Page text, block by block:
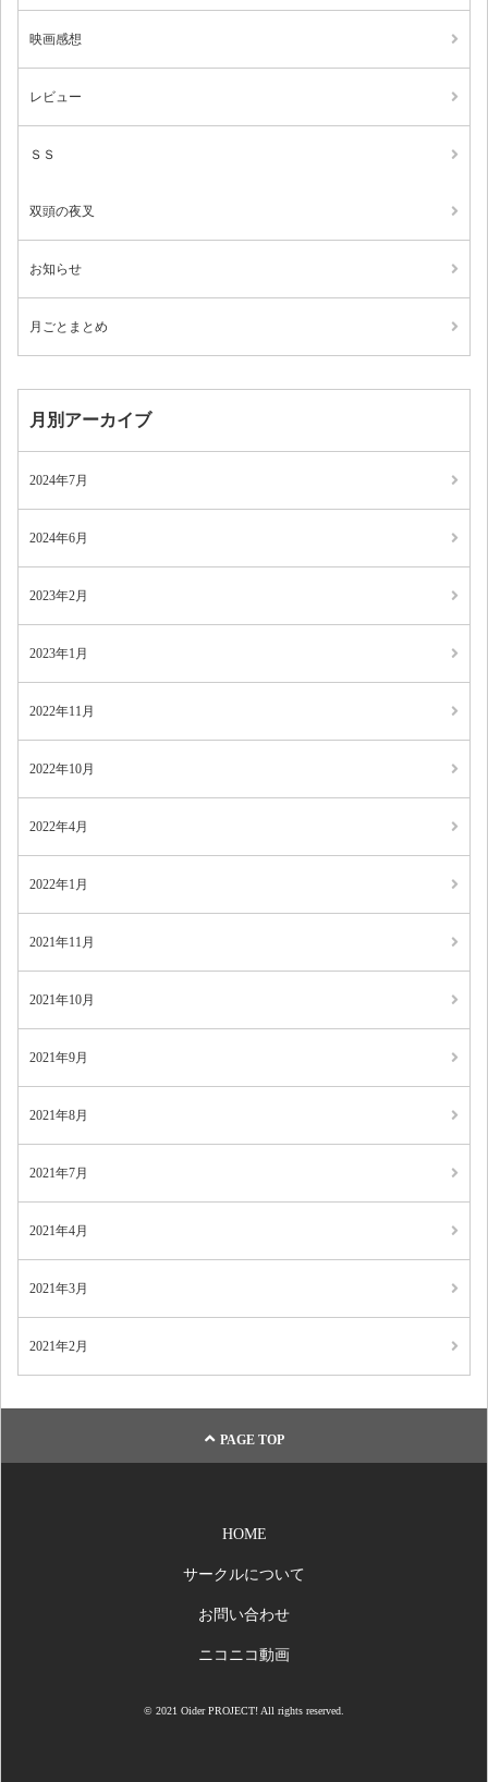
映画感想
レビュー
ＳＳ
双頭の夜叉
お知らせ
月ごとまとめ
月別アーカイブ
2024年7月
2024年6月
2023年2月
2023年1月
2022年11月
2022年10月
2022年4月
2022年1月
2021年11月
2021年10月
2021年9月
2021年8月
2021年7月
2021年4月
2021年3月
2021年2月
PAGE TOP
HOME
サークルについて
お問い合わせ
ニコニコ動画
© 2021 Oider PROJECT! All rights reserved.